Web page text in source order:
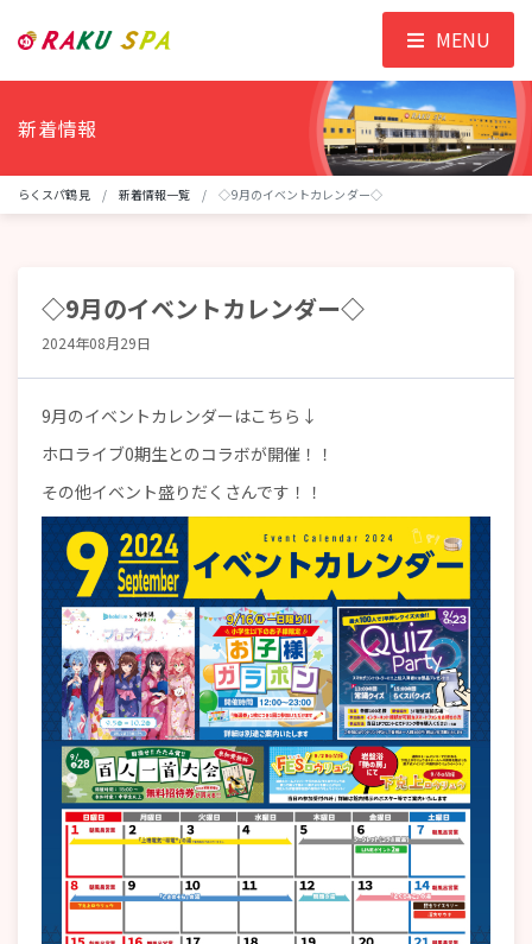
新着情報
らくスパ鶴見 新着情報一覧 ◇9月のイベントカレンダー◇
◇9月のイベントカレンダー◇
2024年08月29日
9月のイベントカレンダーはこちら↓
ホロライブ0期生とのコラボが開催！！
その他イベント盛りだくさんです！！
MENU